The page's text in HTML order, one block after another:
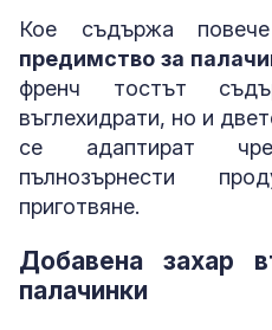
Кое съдържа повече
предимство за
френч тостът
въглехидрати, но и
се адаптират
пълнозърнести
приготвяне.
Добавена захар
палачинки